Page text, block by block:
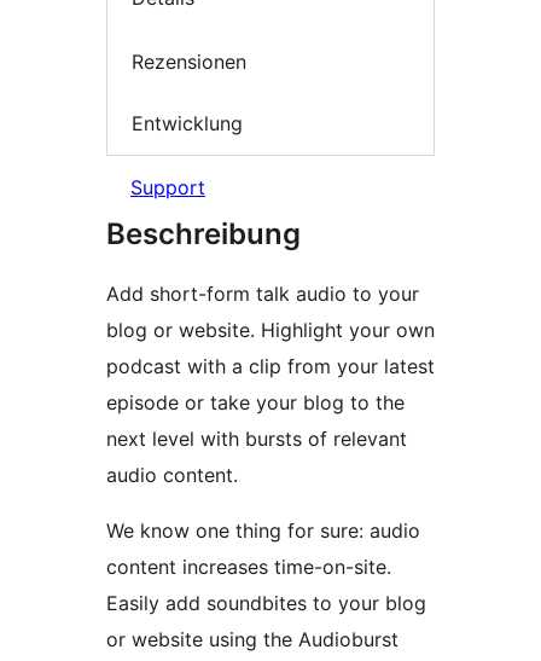
Rezensionen
Entwicklung
Support
Beschreibung
Add short-form talk audio to your
blog or website. Highlight your own
podcast with a clip from your latest
episode or take your blog to the
next level with bursts of relevant
audio content.
We know one thing for sure: audio
content increases time-on-site.
Easily add soundbites to your blog
or website using the Audioburst